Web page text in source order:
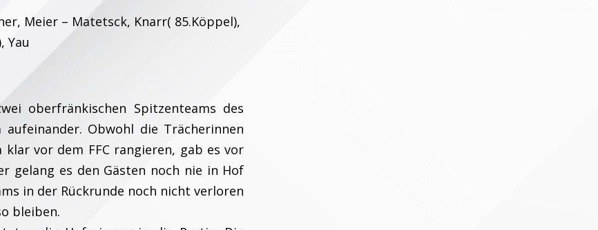
Meier – Matetsck, Knarr( 85.Köppel),
Yau
oberfränkischen Spitzenteams des
Obwohl die Trächerinnen
vor dem FFC rangieren, gab es vor
gelang es den Gästen noch nie in Hof
in der Rückrunde noch nicht verloren
bleiben.